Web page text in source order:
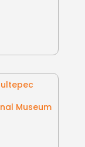
Museum